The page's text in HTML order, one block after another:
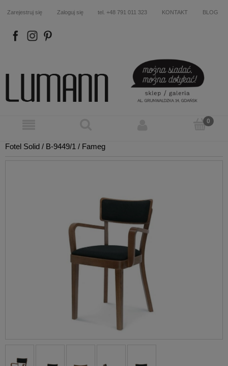
Zarejestruj się Zaloguj się tel. +48 791 011 323 KONTAKT BLOG
FB IN P
Fotel Solid / B-9449/1 / Fameg